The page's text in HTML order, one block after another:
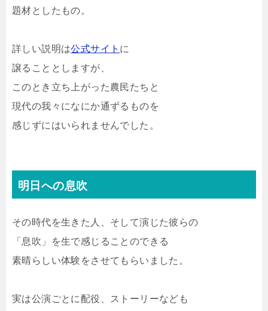
題材としたもの。
詳しい説明は公式サイト に
譲ることとしますが、
このとき立ち上がった農民たちと
現代の我々になにか通ずるものを
感じずにはいられませんでした。
明日への息吹
その時代を生きた人、そして演じた彼らの
「息吹」を生で感じることのできる
素晴らしい体験をさせてもらいました。
実は公演ごとに配役、ストーリーなども